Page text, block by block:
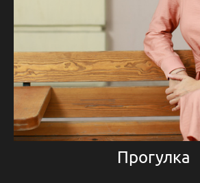
Прогулка